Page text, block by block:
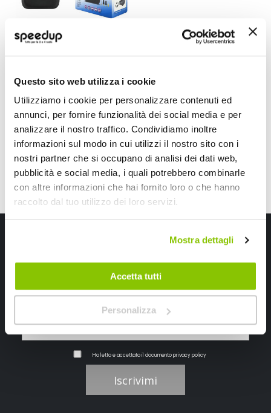
Questo sito web utilizza i cookie
Utilizziamo i cookie per personalizzare contenuti ed
annunci, per fornire funzionalità dei social media e per
analizzare il nostro traffico. Condividiamo inoltre
informazioni sul modo in cui utilizzi il nostro sito con i
nostri partner che si occupano di analisi dei dati web,
pubblicità e social media, i quali potrebbero combinarle
con altre informazioni che hai fornito loro o che hanno
raccolto dal tuo utilizzo dei loro servizi.
Mostra dettagli
Accetta tutti
Personalizza
Compressore
Portatile - WEKGO
WEKGO
49,50 €
CONSEGNA IN Spedizione
gratuita!
Mostra
Iscriviti alla newsletter Speedup
Ho letto e accettato il documentoprivacy policy
Iscrivimi